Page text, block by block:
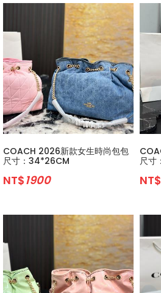
COACH 2026新款女生時尚包包
尺寸：34*26CM
NT$1900
尺寸
NT$